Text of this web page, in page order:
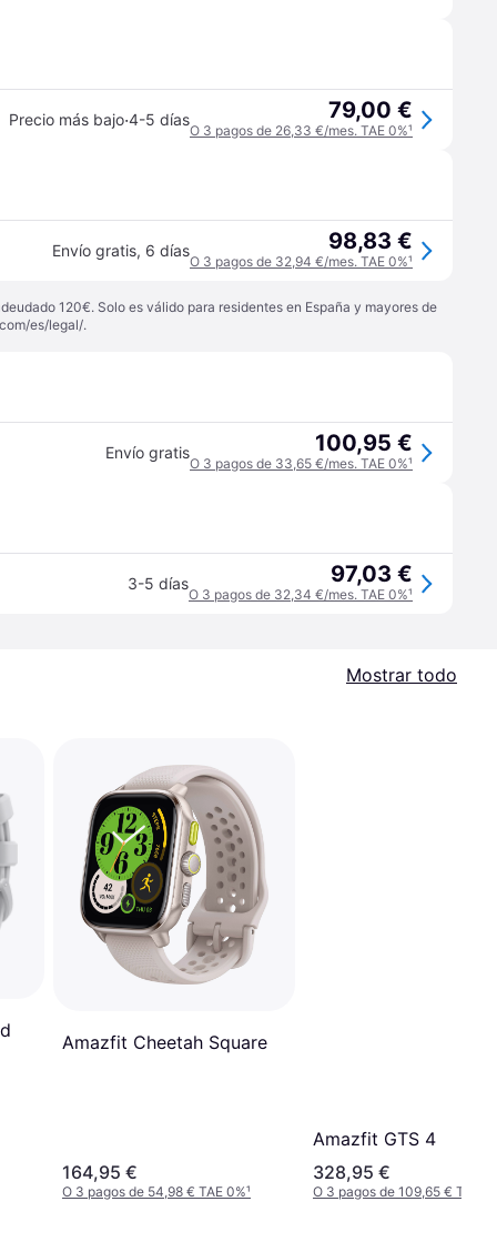
Precio más bajo·4-5 días 79,00 €
O 3 pagos de 26,33 €/mes. TAE 0%¹
Envío gratis, 6 días 98,83 €
O 3 pagos de 32,94 €/mes. TAE 0%¹
120€. Solo es válido para residentes en España y mayores de
es/legal/.
Envío gratis 100,95 €
O 3 pagos de 33,65 €/mes. TAE 0%¹
3-5 días 97,03 €
O 3 pagos de 32,34 €/mes. TAE 0%¹
Mostrar todo
Amazfit Cheetah Square
164,95 €
O 3 pagos de 54,98 € TAE 0%¹
Amazfit GTS 4
328,95 €
O 3 pagos de 109,65 € TAE